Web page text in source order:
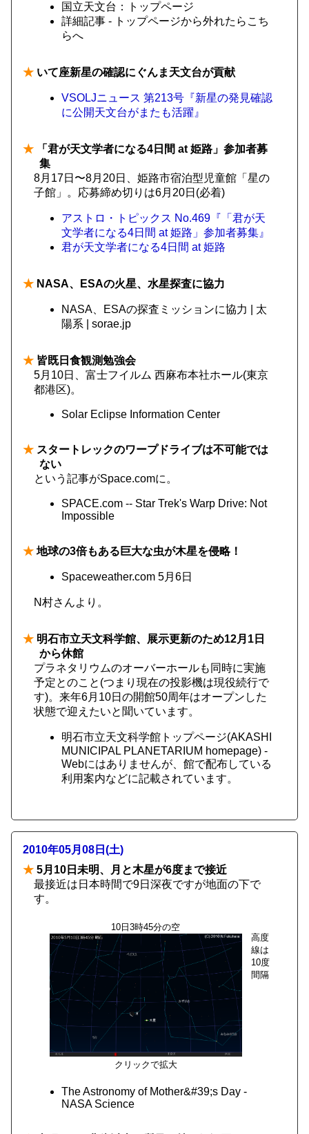
国立天文台：トップページ
詳細記事 - トップページから外れたらこち
らへ
★ いて座新星の確認にぐんま天文台が貢献
VSOLJニュース 第213号『新星の発見確認
に公開天文台がまたも活躍』
★ 「君が天文学者になる4日間 at 姫路」参加者募
集
8月17日〜8月20日、姫路市宿泊型児童館「星の
子館」。応募締め切りは6月20日(必着)
アストロ・トピックス No.469『「君が天
文学者になる4日間 at 姫路」参加者募集』
君が天文学者になる4日間 at 姫路
★ NASA、ESAの火星、水星探査に協力
NASA、ESAの探査ミッションに協力 | 太
陽系 | sorae.jp
★ 皆既日食観測勉強会
5月10日、富士フイルム 西麻布本社ホール(東京
都港区)。
Solar Eclipse Information Center
★ スタートレックのワープドライブは不可能では
ない
という記事がSpace.comに。
SPACE.com -- Star Trek's Warp Drive: Not
Impossible
★ 地球の3倍もある巨大な虫が木星を侵略！
Spaceweather.com 5月6日
N村さんより。
★ 明石市立天文科学館、展示更新のため12月1日
から休館
プラネタリウムのオーバーホールも同時に実施
予定とのこと(つまり現在の投影機は現役続行で
す)。来年6月10日の開館50周年はオープンした
状態で迎えたいと聞いています。
明石市立天文科学館トップページ(AKASHI
MUNICIPAL PLANETARIUM homepage) -
Webにはありませんが、館で配布している
利用案内などに記載されています。
2010年05月08日(土)
★ 5月10日未明、月と木星が6度まで接近
最接近は日本時間で9日深夜ですが地面の下で
す。
10日3時45分の空
クリックで拡大
高度
線は
10度
間隔
The Astronomy of Mother&#39;s Day -
NASA Science